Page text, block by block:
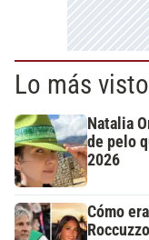
Lo más visto
Natalia
de pelo
2026
Cómo